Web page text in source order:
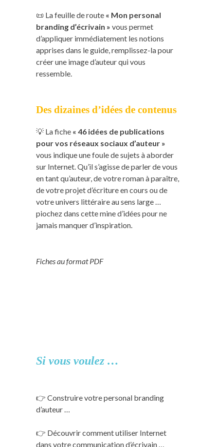
📜 La feuille de route « Mon personal
branding d’écrivain » vous permet
d’appliquer immédiatement les notions
apprises dans le guide, remplissez-la pour
créer une image d’auteur qui vous
ressemble.
Des dizaines d’idées de contenus
💡 La fiche « 46 idées de publications
pour vos réseaux sociaux d’auteur »
vous indique une foule de sujets à aborder
sur Internet. Qu’il s’agisse de parler de vous
en tant qu’auteur, de votre roman à paraître,
de votre projet d’écriture en cours ou de
votre univers littéraire au sens large …
piochez dans cette mine d’idées pour ne
jamais manquer d’inspiration.
Fiches au format PDF
Si vous voulez …
👉 Construire votre personal branding
d’auteur …
👉 Découvrir comment utiliser Internet
dans votre communication d’écrivain …